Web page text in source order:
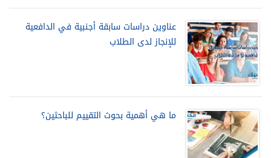
عناوين دراسات سابقة أجنبية في الدافعية
للإنجاز لدى الطلاب
ما هي أهمية بحوث التقييم للباحثين؟